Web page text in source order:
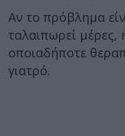
Αν το πρόβλημα
ταλαιπωρεί μέρες,
οποιαδήποτε
γιατρό.